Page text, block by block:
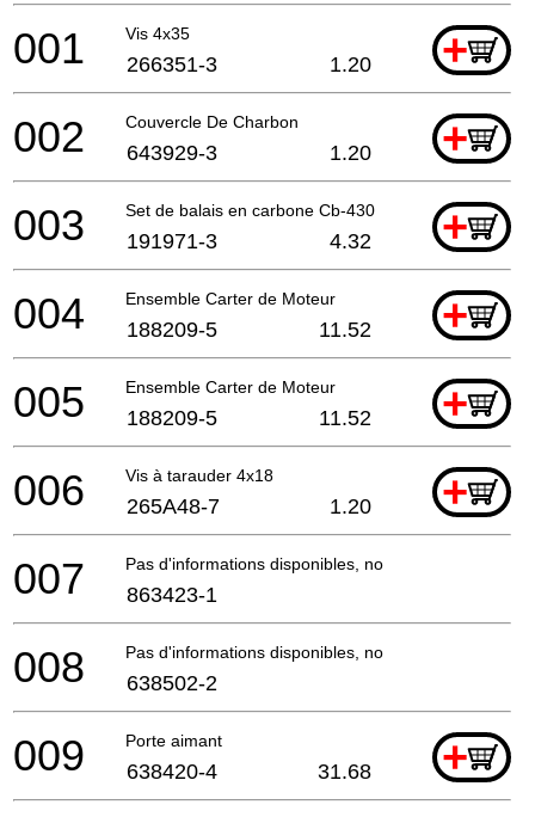
Vis 4x35 +
001 266351-3 1.20
Couvercle De Charbon +
002 643929-3 1.20
Set de balais en carbone Cb-430 +
003 191971-3 4.32
Ensemble Carter de Moteur +
004 188209-5 11.52
Ensemble Carter de Moteur +
005 188209-5 11.52
Vis à tarauder 4x18 +
006 265A48-7 1.20
Pas d'informations disponibles, non commandable
007 863423-1
Pas d'informations disponibles, non commandable
008 638502-2
Porte aimant +
009 638420-4 31.68